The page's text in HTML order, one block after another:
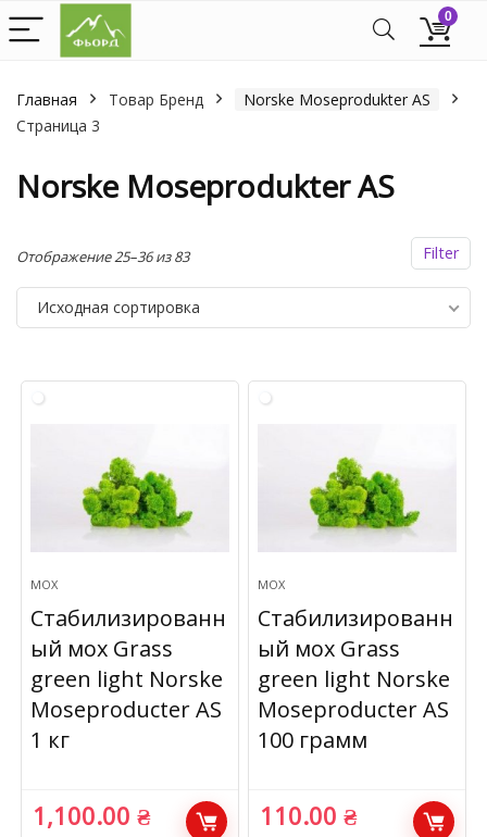
0
Главная Товар Бренд
Norske Moseprodukter AS
Страница 3
Norske Moseprodukter AS
Filter
Отображение 25–36 из 83
Исходная сортировка
МОХ
Стабилизированн
ый мох Grass
green light Norske
Moseproducter AS
1 кг
1,100.00₴
МОХ
Стабилизированн
ый мох Grass
green light Norske
Moseproducter AS
100 грамм
110.00₴